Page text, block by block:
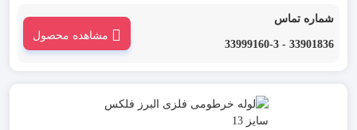
شماره تماس
33901836 - 33999160-3
مشاهده محصول